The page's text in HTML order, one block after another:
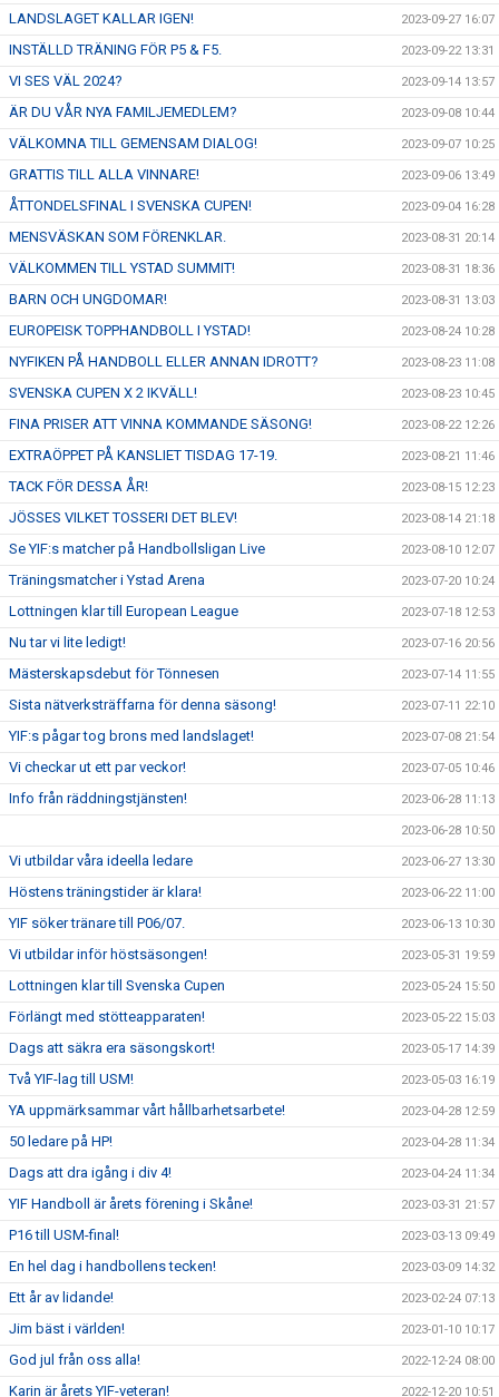
LANDSLAGET KALLAR IGEN! 2023-09-27 16:07
INSTÄLLD TRÄNING FÖR P5 & F5. 2023-09-22 13:31
VI SES VÄL 2024? 2023-09-14 13:57
ÄR DU VÅR NYA FAMILJEMEDLEM? 2023-09-08 10:44
VÄLKOMNA TILL GEMENSAM DIALOG! 2023-09-07 10:25
GRATTIS TILL ALLA VINNARE! 2023-09-06 13:49
ÅTTONDELSFINAL I SVENSKA CUPEN! 2023-09-04 16:28
MENSVÄSKAN SOM FÖRENKLAR. 2023-08-31 20:14
VÄLKOMMEN TILL YSTAD SUMMIT! 2023-08-31 18:36
BARN OCH UNGDOMAR! 2023-08-31 13:03
EUROPEISK TOPPHANDBOLL I YSTAD! 2023-08-24 10:28
NYFIKEN PÅ HANDBOLL ELLER ANNAN IDROTT? 2023-08-23 11:08
SVENSKA CUPEN X 2 IKVÄLL! 2023-08-23 10:45
FINA PRISER ATT VINNA KOMMANDE SÄSONG! 2023-08-22 12:26
EXTRAÖPPET PÅ KANSLIET TISDAG 17-19. 2023-08-21 11:46
TACK FÖR DESSA ÅR! 2023-08-15 12:23
JÖSSES VILKET TOSSERI DET BLEV! 2023-08-14 21:18
Se YIF:s matcher på Handbollsligan Live 2023-08-10 12:07
Träningsmatcher i Ystad Arena 2023-07-20 10:24
Lottningen klar till European League 2023-07-18 12:53
Nu tar vi lite ledigt! 2023-07-16 20:56
Mästerskapsdebut för Tönnesen 2023-07-14 11:55
Sista nätverksträffarna för denna säsong! 2023-07-11 22:10
YIF:s pågar tog brons med landslaget! 2023-07-08 21:54
Vi checkar ut ett par veckor! 2023-07-05 10:46
Info från räddningstjänsten! 2023-06-28 11:13
2023-06-28 10:50
Vi utbildar våra ideella ledare 2023-06-27 13:30
Höstens träningstider är klara! 2023-06-22 11:00
YIF söker tränare till P06/07. 2023-06-13 10:30
Vi utbildar inför höstsäsongen! 2023-05-31 19:59
Lottningen klar till Svenska Cupen 2023-05-24 15:50
Förlängt med stötteapparaten! 2023-05-22 15:03
Dags att säkra era säsongskort! 2023-05-17 14:39
Två YIF-lag till USM! 2023-05-03 16:19
YA uppmärksammar vårt hållbarhetsarbete! 2023-04-28 12:59
50 ledare på HP! 2023-04-28 11:34
Dags att dra igång i div 4! 2023-04-24 11:34
YIF Handboll är årets förening i Skåne! 2023-03-31 21:57
P16 till USM-final! 2023-03-13 09:49
En hel dag i handbollens tecken! 2023-03-09 14:32
Ett år av lidande! 2023-02-24 07:13
Jim bäst i världen! 2023-01-10 10:17
God jul från oss alla! 2022-12-24 08:00
Karin är årets YIF-veteran! 2022-12-20 10:51